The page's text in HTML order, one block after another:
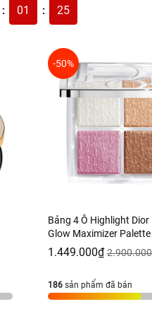
: 01 : 24
-50%
Bảng 4 Ô Highlight
Glow Maximizer
10g Hàng Duty
1.449.000₫
186sản phẩm đã bán